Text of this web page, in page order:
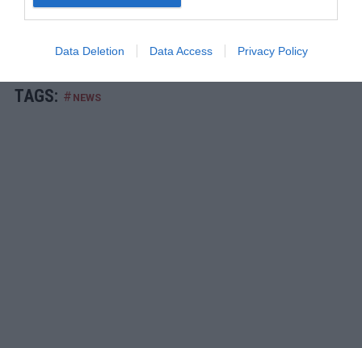
Data Deletion Data Access Privacy Policy
TAGS: # NEWS